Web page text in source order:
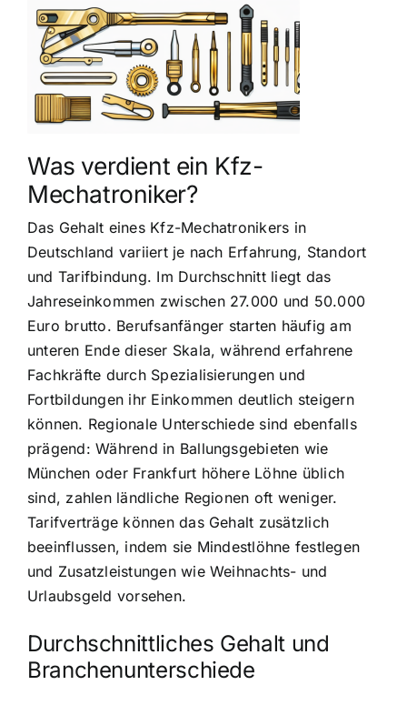
Was verdient ein Kfz-
Mechatroniker?
Das Gehalt eines Kfz-Mechatronikers in
Deutschland variiert je nach Erfahrung, Standort
und Tarifbindung. Im Durchschnitt liegt das
Jahreseinkommen zwischen 27.000 und 50.000
Euro brutto. Berufsanfänger starten häufig am
unteren Ende dieser Skala, während erfahrene
Fachkräfte durch Spezialisierungen und
Fortbildungen ihr Einkommen deutlich steigern
können. Regionale Unterschiede sind ebenfalls
prägend: Während in Ballungsgebieten wie
München oder Frankfurt höhere Löhne üblich
sind, zahlen ländliche Regionen oft weniger.
Tarifverträge können das Gehalt zusätzlich
beeinflussen, indem sie Mindestlöhne festlegen
und Zusatzleistungen wie Weihnachts- und
Urlaubsgeld vorsehen.
Durchschnittliches Gehalt und
Branchenunterschiede